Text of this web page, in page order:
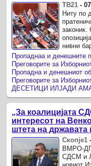
ТВ21 -
Ниту по
нивни
„За коалицијата
интересот на
штета на државата
Изборниот
Скопје1
ВМРО-
СДСМ и